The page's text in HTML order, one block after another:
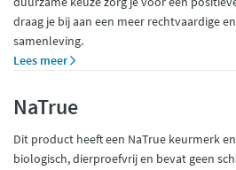
draag je bij aan een meer rechtvaardige
samenleving.
Lees meer
NaTrue
Dit product heeft een NaTrue keurmerk
biologisch, dierproefvrij en bevat geen